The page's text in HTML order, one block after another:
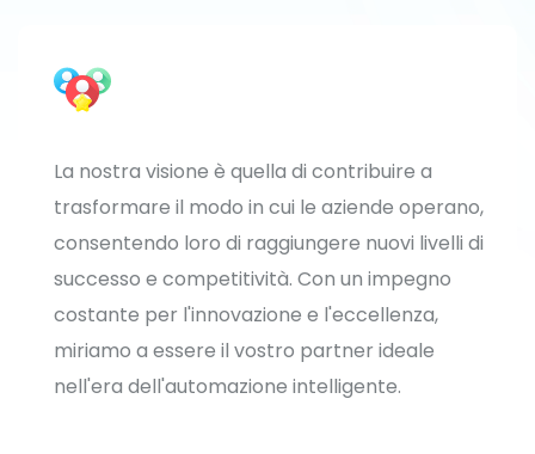
La nostra visione è quella di contribuire a
trasformare il modo in cui le aziende operano,
consentendo loro di raggiungere nuovi livelli di
successo e competitività. Con un impegno
costante per l'innovazione e l'eccellenza,
miriamo a essere il vostro partner ideale
nell'era dell'automazione intelligente.